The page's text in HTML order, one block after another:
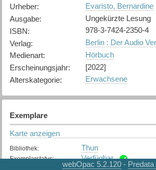
Urheber:
Evaristo, Bernardine
Ausgabe:
Ungekürzte Lesung
ISBN:
978-3-7424-2350-4
Verlag:
Berlin : Der Audio
Medienart:
Hörbuch
Erscheinungsjahr:
[2022]
Alterskategorie: Erwachsene
Exemplare
Karte anzeigen
Bibliothek: Thun
Exemplarstatus: Verfügbar
webOpac 5.2.120 - Predata